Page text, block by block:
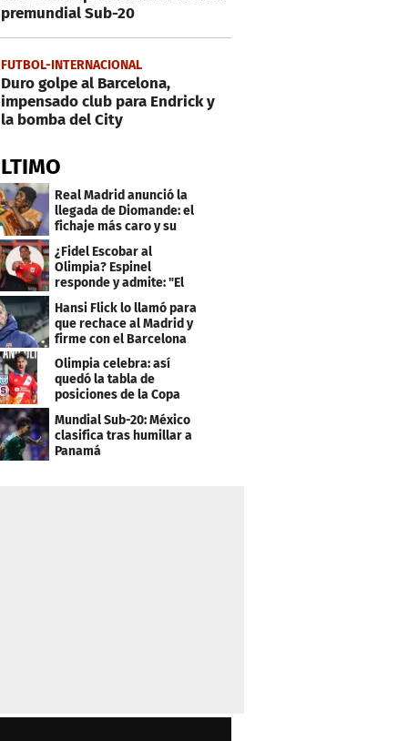
premundial Sub-20
FUTBOL-INTERNACIONAL
Duro golpe al Barcelona,
impensado club para Endrick y
la bomba del City
Real Madrid anunció la
llegada de Diomande: el
fichaje más caro y su
contrato
¿Fidel Escobar al
Olimpia? Espinel
responde y admite: "El
resultado fue corto"
Hansi Flick lo llamó para
que rechace al Madrid y
firme con el Barcelona
Olimpia celebra: así
quedó la tabla de
posiciones de la Copa
Centroamericana
Mundial Sub-20: México
clasifica tras humillar a
Panamá